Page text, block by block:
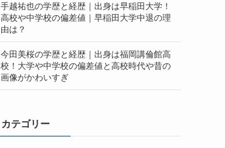
手越祐也の学歴と経歴｜出身は早稲田大学！
高校や中学校の偏差値｜早稲田大学中退の理
由は？
今田美桜の学歴と経歴｜出身は福岡講倫館高
校！大学や中学校の偏差値と高校時代や昔の
画像がかわいすぎ
カテゴリー